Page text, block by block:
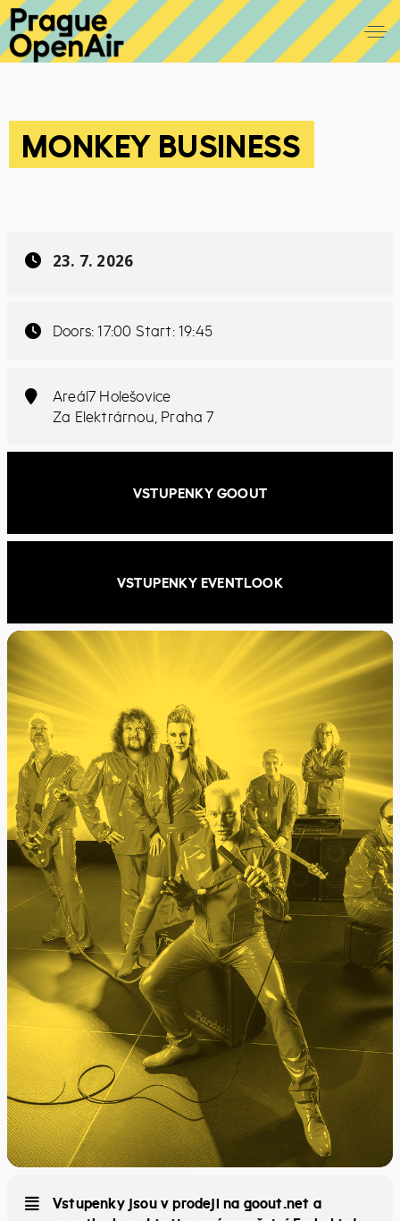
MONKEY BUSINESS
23. 7. 2026
Doors: 17:00 Start: 19:45
Areál7 Holešovice
Za Elektrárnou, Praha 7
VSTUPENKY GOOUT
VSTUPENKY EVENTLOOK
Vstupenky jsou v prodeji na goout.net a